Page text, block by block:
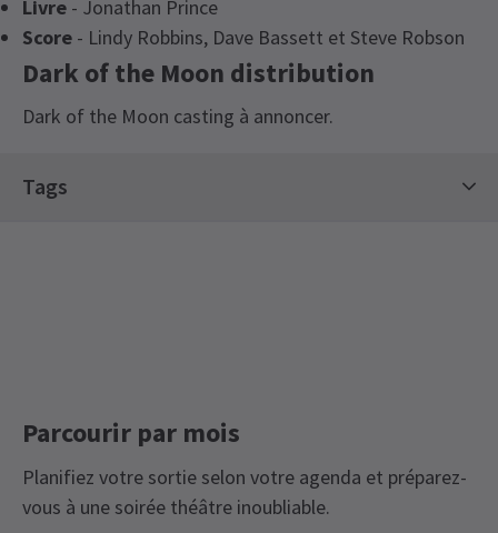
Livre - Jonathan Prince
Score - Lindy Robbins, Dave Bassett et Steve Robson
Dark of the Moon distribution
Dark of the Moon casting à annoncer.
août 2026
Cette production comprendra des lumières
Tags
Parcourir par mois
Planifiez votre sortie selon votre agenda et préparez-
vous à une soirée théâtre inoubliable.